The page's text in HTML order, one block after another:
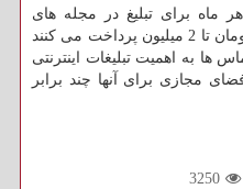
ماه برای تبلیغ در مجله های
تخصصی هزینه هایی از 500 هزار تومان تا 2 میلیون پرداخت می کنند
ها به اهمیت تبلیغات اینترنتی
مجازی برای آنها چند برابر
3250